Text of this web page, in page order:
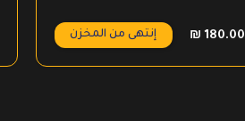
₪ 180.00 إنتهى من المخزن